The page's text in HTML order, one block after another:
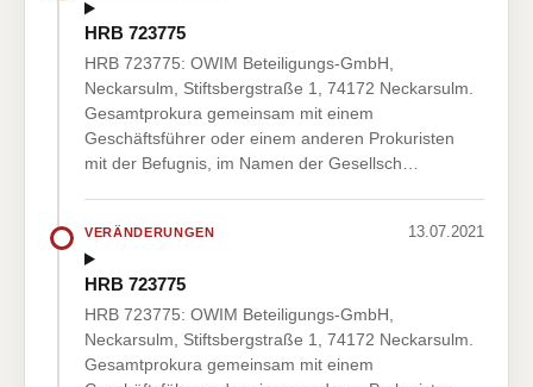
HRB 723775
HRB 723775: OWIM Beteiligungs-GmbH,
Neckarsulm, Stiftsbergstraße 1, 74172 Neckarsulm.
Gesamtprokura gemeinsam mit einem
Geschäftsführer oder einem anderen Prokuristen
mit der Befugnis, im Namen der Gesellsch…
VERÄNDERUNGEN 13.07.2021
HRB 723775
HRB 723775: OWIM Beteiligungs-GmbH,
Neckarsulm, Stiftsbergstraße 1, 74172 Neckarsulm.
Gesamtprokura gemeinsam mit einem